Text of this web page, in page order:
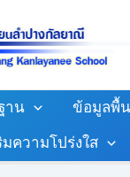
าน ข้อมูลพื้
มความโปร่งใส